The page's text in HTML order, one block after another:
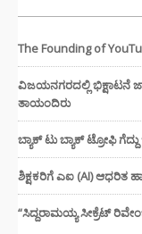
The Founding of
ವಿಜಯನಗರದಲ್ಲಿ ಭಿಕ್ಷಾಟನೆ
ತಾಯಂದಿರು
ಬ್ಯಾಕ್ ಟು ಬ್ಯಾಕ್ ಟ್ರೋಫಿ
ಶಿಕ್ಷಕರಿಗೆ ಎಐ (AI) ಆಧರಿತ
“ಸಿದ್ದರಾಮಯ್ಯ ಸೀಕ್ರೆಟ್